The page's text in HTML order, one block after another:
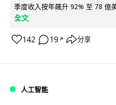
季度收入按年飆升 92% 至 78 億
全文
142 19 ↗ 分享
人工智能